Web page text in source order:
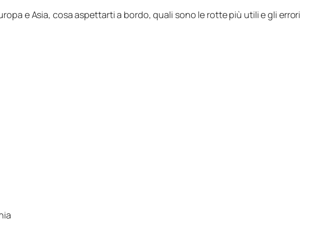
e Asia, cosa aspettarti a bordo, quali sono le rotte più utili e gli errori